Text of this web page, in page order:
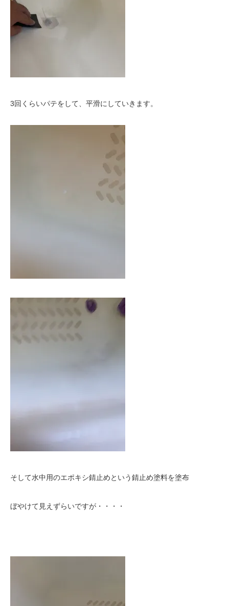
3回くらいパテをして、平滑にしていきます。
そして水中用のエポキシ錆止めという錆止め塗料を塗布
ぼやけて見えずらいですが・・・・